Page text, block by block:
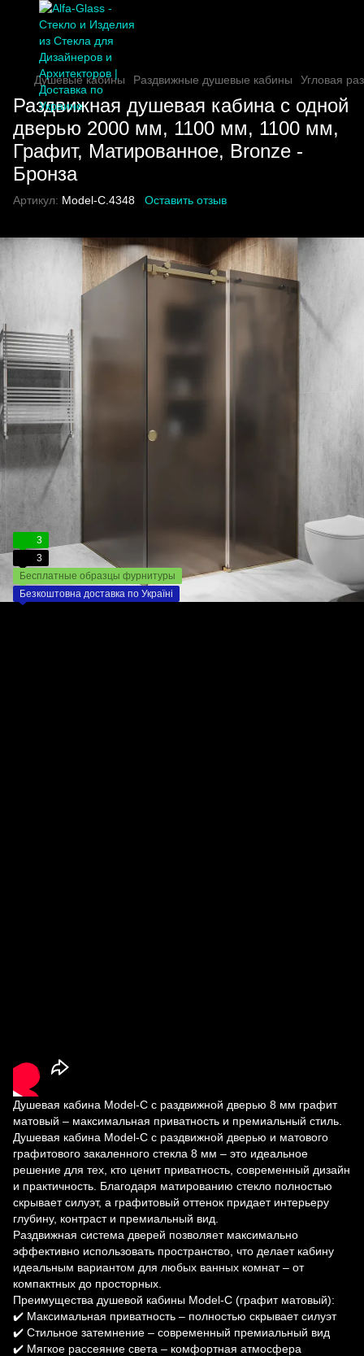
Душевые кабины Раздвижные душевые кабины Угловая
Раздвижная душевая кабина с одной
дверью 2000 мм, 1100 мм, 1100 мм,
Графит, Матированное, Bronze -
Бронза
Артикул: Model-C.4348 Оставить отзыв
3
3
Бесплатные образцы фурнитуры
Безкоштовна доставка по Україні
Душевая кабина Model-C с раздвижной дверью 8 мм графит
матовый – максимальная приватность и премиальный стиль.
Душевая кабина Model-C с раздвижной дверью и матового
графитового закаленного стекла 8 мм – это идеальное
решение для тех, кто ценит приватность, современный дизайн
и практичность. Благодаря матированию стекло полностью
скрывает силуэт, а графитовый оттенок придает интерьеру
глубину, контраст и премиальный вид.
Раздвижная система дверей позволяет максимально
эффективно использовать пространство, что делает кабину
идеальным вариантом для любых ванных комнат – от
компактных до просторных.
Преимущества душевой кабины Model-C (графит матовый):
✔️ Максимальная приватность – полностью скрывает силуэт
✔️ Стильное затемнение – современный премиальный вид
✔️ Мягкое рассеяние света – комфортная атмосфера